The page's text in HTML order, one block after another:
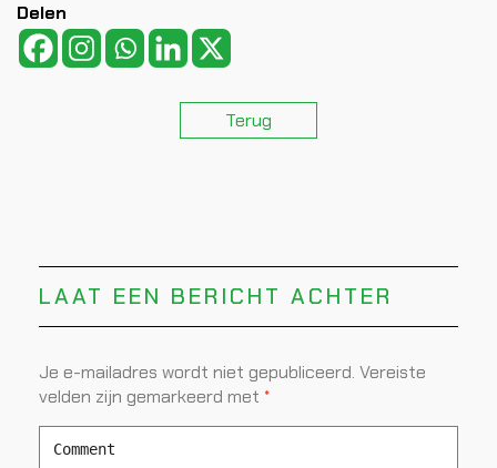
Delen
Terug
LAAT EEN BERICHT ACHTER
Je e-mailadres wordt niet gepubliceerd. Vereiste
velden zijn gemarkeerd met *